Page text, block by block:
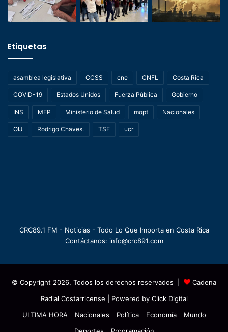
Etiquetas
asamblea legislativa CCSS cne CNFL Costa Rica
COVID-19 Estados Unidos Fuerza Pública Gobierno
INS MEP Ministerio de Salud mopt Nacionales
OIJ Rodrigo Chaves. TSE ucr
CRC89.1 FM - Noticias - Todo Lo Que Importa en Costa Rica
Contáctanos: info@crc891.com
© Copyright 2026, Todos los derechos reservados |
Cadena
Radial Costarricense | Powered by Click Digital
ULTIMA HORA
Nacionales Política Economía
Mundo